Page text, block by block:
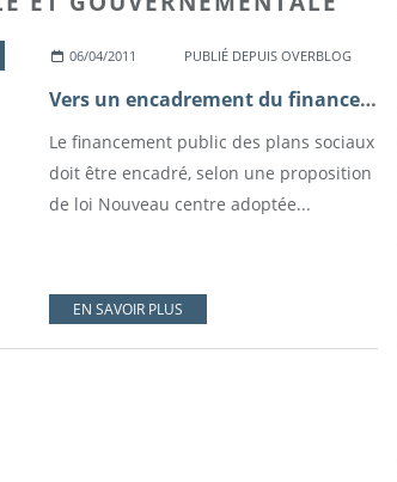
06/04/2011 PUBLIÉ DEPUIS OVERBLOG
Vers un encadrement du financement public des plans sociaux
Le financement public des plans sociaux
doit être encadré, selon une proposition
de loi Nouveau centre adoptée...
EN SAVOIR PLUS